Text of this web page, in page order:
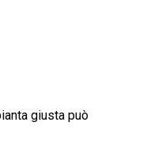
giusta può